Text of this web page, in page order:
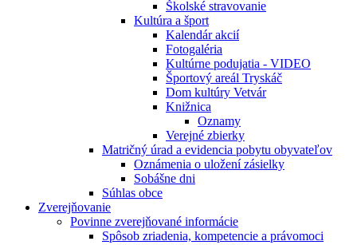
Školské stravovanie
Kultúra a šport
Kalendár akcií
Fotogaléria
Kultúrne podujatia - VIDEO
Športový areál Tryskáč
Dom kultúry Vetvár
Knižnica
Oznamy
Verejné zbierky
Matričný úrad a evidencia pobytu obyvateľov
Oznámenia o uložení zásielky
Sobášne dni
Súhlas obce
Zverejňovanie
Povinne zverejňované informácie
Spôsob zriadenia, kompetencie a právomoci